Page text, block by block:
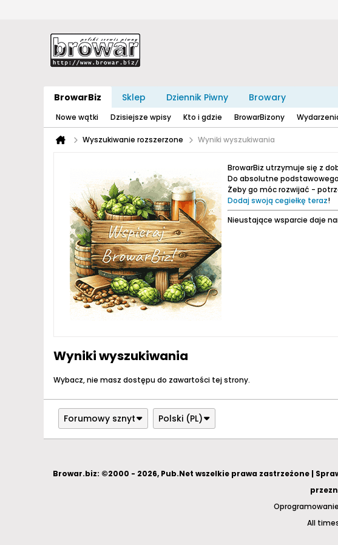
BrowarBiz Sklep Dziennik Piwny Browary
Nowe wątki Dzisiejsze wpisy Kto i gdzie BrowarBizony
Wyszukiwanie rozszerzone Wyniki wyszukiwania
BrowarBiz utrzymuje się z
Do absolutne
Żeby go móc rozwijać -
Dodaj swoją cegiełkę teraz!
Nieustające wsparcie daje
Wyniki wyszukiwania
Wybacz, nie masz dostępu do zawartości tej strony.
Forumowy sznyt Polski (PL)
Browar.biz: ©2000 - 2026, Pub.Net wszelkie prawa zastrzeżone |
All